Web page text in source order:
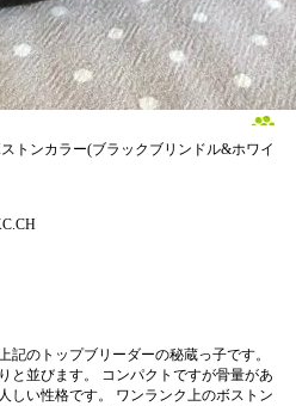
トンカラー(ブラックブリンドル&ホワイ
記のトップブリーダーの秘蔵っ子です。
と並びます。 コンパクトですが骨量があ
しい性格です。 ワンランク上のボストン